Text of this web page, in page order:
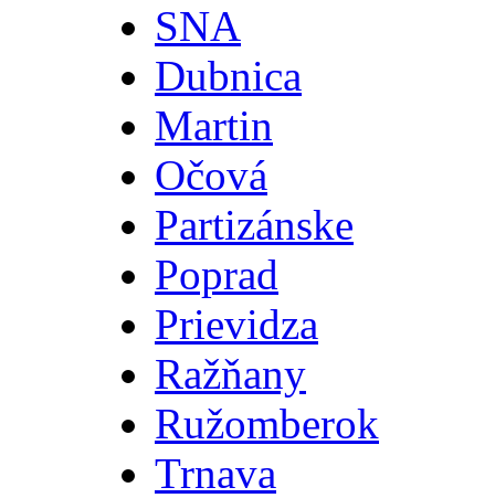
SNA
Dubnica
Martin
Očová
Partizánske
Poprad
Prievidza
Ražňany
Ružomberok
Trnava